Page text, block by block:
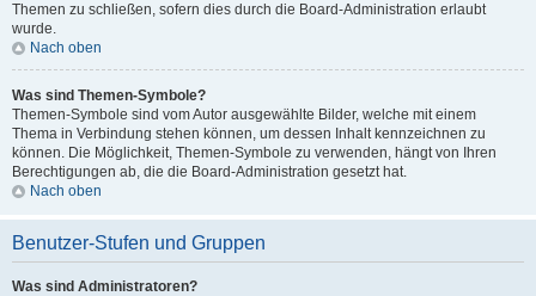
Themen zu schließen, sofern dies durch die Board-Administration erlaubt
wurde.
Nach oben
Was sind Themen-Symbole?
Themen-Symbole sind vom Autor ausgewählte Bilder, welche mit einem
Thema in Verbindung stehen können, um dessen Inhalt kennzeichnen zu
können. Die Möglichkeit, Themen-Symbole zu verwenden, hängt von Ihren
Berechtigungen ab, die die Board-Administration gesetzt hat.
Nach oben
Benutzer-Stufen und Gruppen
Was sind Administratoren?